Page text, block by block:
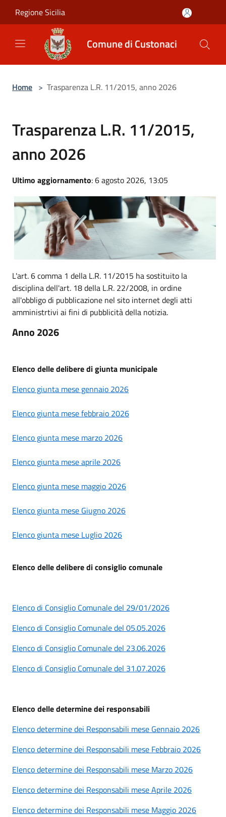
Regione Sicilia
Comune di Custonaci
Home > Trasparenza L.R. 11/2015, anno 2026
Trasparenza L.R. 11/2015,
anno 2026
Ultimo aggiornamento: 6 agosto 2026, 13:05
L'art. 6 comma 1 della L.R. 11/2015 ha sostituito la
disciplina dell'art. 18 della L.R. 22/2008, in ordine
all'obbligo di pubblicazione nel sito internet degli atti
amministrtivi ai fini di pubblicità della notizia.
Anno 2026
Elenco delle delibere di giunta municipale
Elenco giunta mese gennaio 2026
Elenco giunta mese febbraio 2026
Elenco giunta mese marzo 2026
Elenco giunta mese aprile 2026
Elenco giunta mese maggio 2026
Elenco giunta mese Giugno 2026
Elenco giunta mese Luglio 2026
Elenco delle delibere di consiglio comunale
Elenco di Consiglio Comunale del 29/01/2026
Elenco di Consiglio Comunale del 05.05.2026
Elenco di Consiglio Comunale del 23.06.2026
Elenco di Consiglio Comunale del 31.07.2026
Elenco delle determine dei responsabili
Elenco determine dei Responsabili mese Gennaio 2026
Elenco determine dei Responsabili mese Febbraio 2026
Elenco determine dei Responsabili mese Marzo 2026
Elenco determine dei Responsabili mese Aprile 2026
Elenco determine dei Responsabili mese Maggio 2026